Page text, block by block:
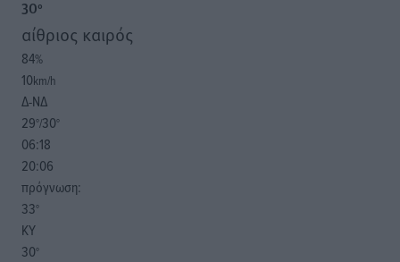
30°
αίθριος καιρός
84%
10km/h
Δ-ΝΔ
29°/30°
06:18
20:06
πρόγνωση:
33°
ΚΥ
30°